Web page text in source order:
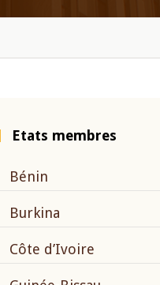
Etats membres
Bénin
Burkina
Côte d’Ivoire